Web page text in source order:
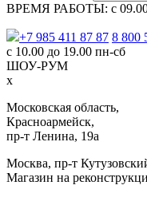
ВРЕМЯ РАБОТЫ: с
+7 985 411 87 87 8 800
с 10.00 до 19.00 пн-сб
ШОУ-РУМ
x
Московская область,
Красноармейск,
пр-т Ленина, 19а
Москва, пр-т
Магазин на